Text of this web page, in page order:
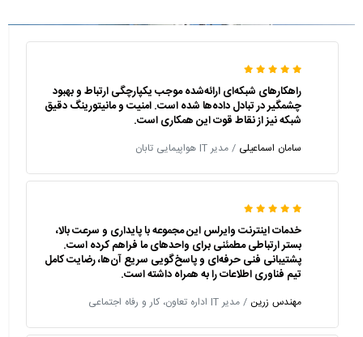
راهکارهای شبکه‌ای ارائه‌شده موجب یکپارچگی ارتباط و بهبود
چشمگیر در تبادل داده‌ها شده است. امنیت و مانیتورینگ دقیق
شبکه نیز از نقاط قوت این همکاری است.
سامان اسماعیلی / مدیر IT هواپیمایی تابان
خدمات اینترنت وایرلس این مجموعه با پایداری و سرعت بالا،
بستر ارتباطی مطمئنی برای واحدهای ما فراهم کرده است.
پشتیبانی فنی حرفه‌ای و پاسخ‌گویی سریع آن‌ها، رضایت کامل
تیم فناوری اطلاعات را به همراه داشته است.
مهندس زرین / مدیر IT اداره تعاون، کار و رفاه اجتماعی